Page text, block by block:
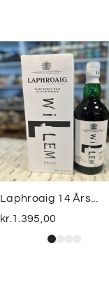
Laphroaig 14 Års...
kr.1.395,00